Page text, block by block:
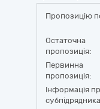
Пропозицію
Остаточна
пропозиція:
Первинна
пропозиція:
Інформація